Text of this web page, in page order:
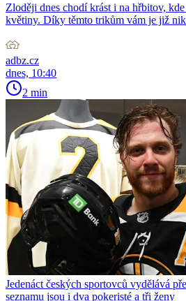
Zloději dnes chodí krást i na hřbitov,
květiny. Díky těmto trikům vám je již
adbz.cz
dnes, 10:40
2 min
Jedenáct českých sportovců vydělává
seznamu jsou i dva pokeristé a tři ženy